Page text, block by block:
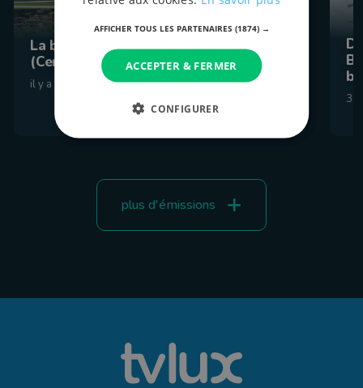
La balade de l'été 2026 : Étape 6
(Cens)
il y a 10 heures
31
plus d'émissions
AFFICHER TOUS LES PARTENAIRES (1874) →
ACCEPTER & FERMER
CONFIGURER